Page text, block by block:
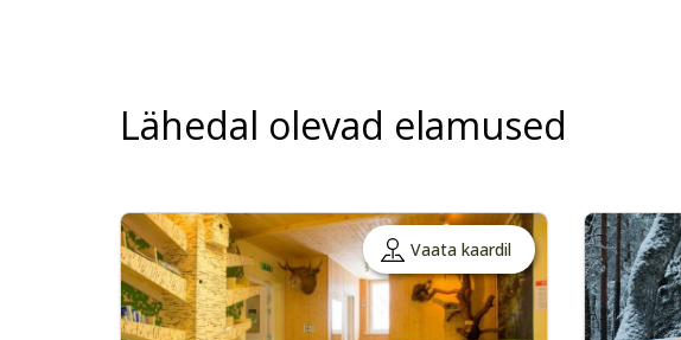
Lähedal olevad elamused
Vaata kaardil